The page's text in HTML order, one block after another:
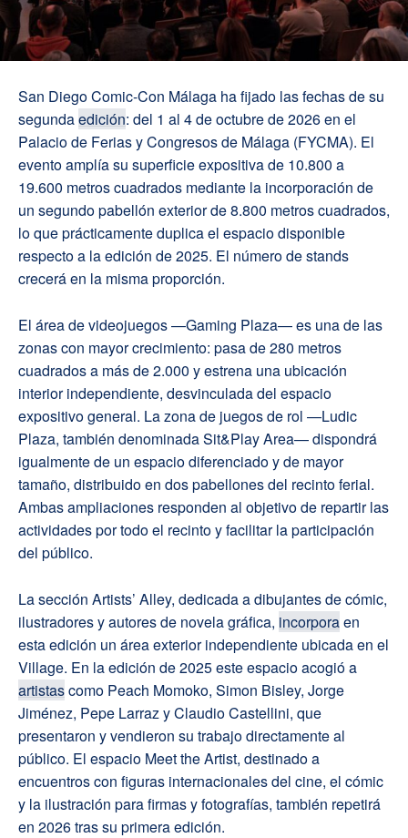
San Diego Comic-Con Málaga ha fijado las fechas de su
segundaedición: del 1 al 4 de octubre de 2026 en el
Palacio de Ferias y Congresos de Málaga (FYCMA). El
evento amplía su superficie expositiva de 10.800 a
19.600 metros cuadrados mediante la incorporación de
un segundo pabellón exterior de 8.800 metros cuadrados,
lo que prácticamente duplica el espacio disponible
respecto a la edición de 2025. El número de stands
crecerá en la misma proporción.
El área de videojuegos —Gaming Plaza— es una de las
zonas con mayor crecimiento: pasa de 280 metros
cuadrados a más de 2.000 y estrena una ubicación
interior independiente, desvinculada del espacio
expositivo general. La zona de juegos de rol —Ludic
Plaza, también denominada Sit&Play Area— dispondrá
igualmente de un espacio diferenciado y de mayor
tamaño, distribuido en dos pabellones del recinto ferial.
Ambas ampliaciones responden al objetivo de repartir las
actividades por todo el recinto y facilitar la participación
del público.
La sección Artists’ Alley, dedicada a dibujantes de cómic,
ilustradores y autores de novela gráfica, incorporaen
esta edición un área exterior independiente ubicada en el
Village. En la edición de 2025 este espacio acogió a
artistascomo Peach Momoko, Simon Bisley, Jorge
Jiménez, Pepe Larraz y Claudio Castellini, que
presentaron y vendieron su trabajo directamente al
público. El espacio Meet the Artist, destinado a
encuentros con figuras internacionales del cine, el cómic
y la ilustración para firmas y fotografías, también repetirá
en 2026 tras su primera edición.